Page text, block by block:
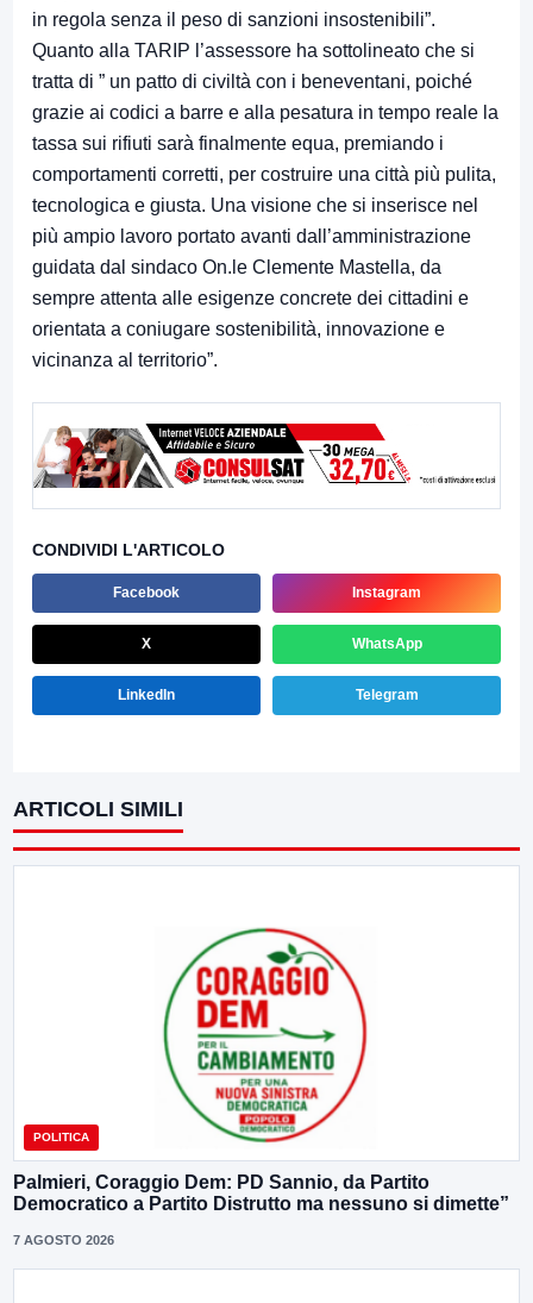
in regola senza il peso di sanzioni insostenibili”.
Quanto alla TARIP l’assessore ha sottolineato che si
tratta di ” un patto di civiltà con i beneventani, poiché
grazie ai codici a barre e alla pesatura in tempo reale la
tassa sui rifiuti sarà finalmente equa, premiando i
comportamenti corretti, per costruire una città più pulita,
tecnologica e giusta. Una visione che si inserisce nel
più ampio lavoro portato avanti dall’amministrazione
guidata dal sindaco On.le Clemente Mastella, da
sempre attenta alle esigenze concrete dei cittadini e
orientata a coniugare sostenibilità, innovazione e
vicinanza al territorio”.
CONDIVIDI L'ARTICOLO
Facebook Instagram
X WhatsApp
LinkedIn Telegram
ARTICOLI SIMILI
POLITICA
Palmieri, Coraggio Dem: PD Sannio, da Partito
Democratico a Partito Distrutto ma nessuno si dimette”
7 AGOSTO 2026